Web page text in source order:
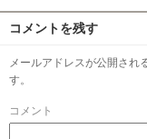
コメントを残す
メールアドレスが公開され
す。
コメント